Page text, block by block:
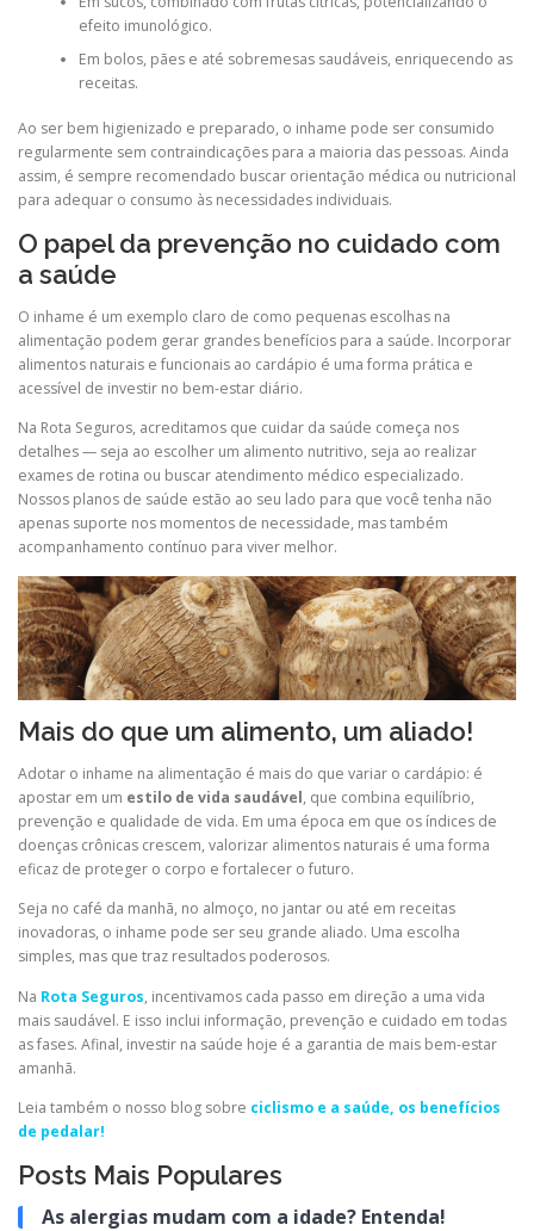
efeito imunológico.
Em bolos, pães e até sobremesas saudáveis, enriquecendo as
receitas.
Ao ser bem higienizado e preparado, o inhame pode ser consumido
regularmente sem contraindicações para a maioria das pessoas. Ainda
assim, é sempre recomendado buscar orientação médica ou nutricional
para adequar o consumo às necessidades individuais.
O papel da prevenção no cuidado com
a saúde
O inhame é um exemplo claro de como pequenas escolhas na
alimentação podem gerar grandes benefícios para a saúde. Incorporar
alimentos naturais e funcionais ao cardápio é uma forma prática e
acessível de investir no bem-estar diário.
Na Rota Seguros, acreditamos que cuidar da saúde começa nos
detalhes — seja ao escolher um alimento nutritivo, seja ao realizar
exames de rotina ou buscar atendimento médico especializado.
Nossos planos de saúde estão ao seu lado para que você tenha não
apenas suporte nos momentos de necessidade, mas também
acompanhamento contínuo para viver melhor.
Mais do que um alimento, um aliado!
Adotar o inhame na alimentação é mais do que variar o cardápio: é
apostar em um estilo de vida saudável, que combina equilíbrio,
prevenção e qualidade de vida. Em uma época em que os índices de
doenças crônicas crescem, valorizar alimentos naturais é uma forma
eficaz de proteger o corpo e fortalecer o futuro.
Seja no café da manhã, no almoço, no jantar ou até em receitas
inovadoras, o inhame pode ser seu grande aliado. Uma escolha
simples, mas que traz resultados poderosos.
Na Rota Seguros, incentivamos cada passo em direção a uma vida
mais saudável. E isso inclui informação, prevenção e cuidado em todas
as fases. Afinal, investir na saúde hoje é a garantia de mais bem-estar
amanhã.
Leia também o nosso blog sobre ciclismo e a saúde, os benefícios
de pedalar!
Posts Mais Populares
As alergias mudam com a idade? Entenda!